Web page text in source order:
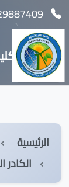
الرئيسية
الكادر